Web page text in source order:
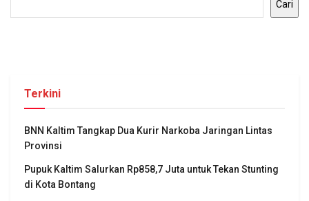
Cari
Terkini
BNN Kaltim Tangkap Dua Kurir Narkoba Jaringan Lintas
Provinsi
Pupuk Kaltim Salurkan Rp858,7 Juta untuk Tekan Stunting
di Kota Bontang